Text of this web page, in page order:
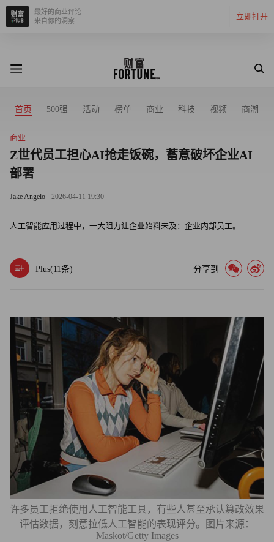
立即打开
最好的商业评论
来自你的洞察
首页 500强 活动 榜单 商业 科技 视频 商潮
商业
Z世代员工担心AI抢走饭碗，蓄意破坏企业AI
部署
Jake Angelo 2026-04-11 19:30
人工智能应用过程中，一大阻力让企业始料未及：企业内部员工。
Plus(11条) 分享到
许多员工拒绝使用人工智能工具，有些人甚至承认篡改效果
评估数据，刻意拉低人工智能的表现评分。图片来源：
Maskot/Getty Images